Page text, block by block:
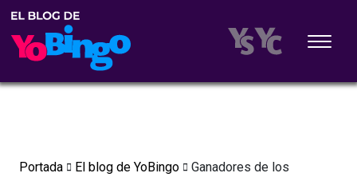
Portada El blog de YoBingo
Ganadores de los